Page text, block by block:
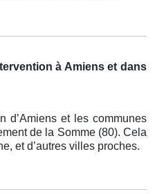
à Amiens et dans
d’Amiens et les communes
de la Somme (80). Cela
et d’autres villes proches.